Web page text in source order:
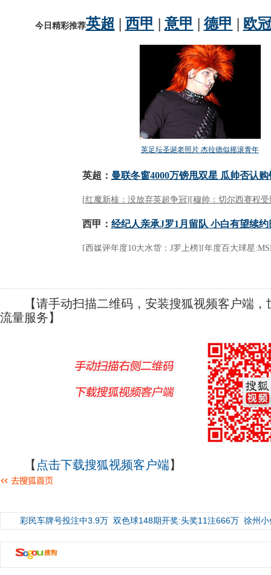
【请手动扫描二维码，安装搜狐视频客户端，
流量服务】
【 点击下载搜狐视频客户端】
彩民车牌号投注中3.9万 双色球148期开奖:头奖11注666万 徐州